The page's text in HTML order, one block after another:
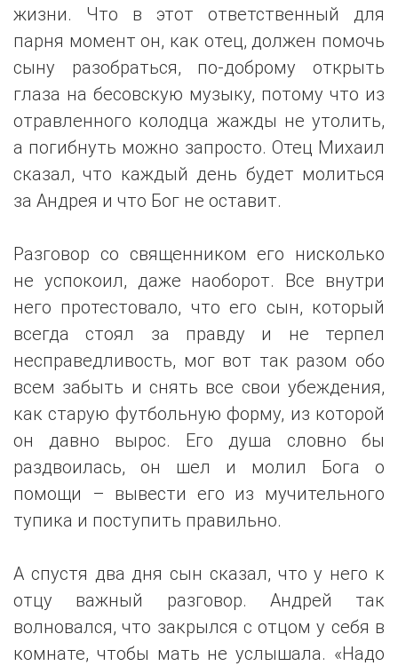
жизни. Что в этот ответственный для
парня момент он, как отец, должен помочь
сыну разобраться, по-доброму открыть
глаза на бесовскую музыку, потому что из
отравленного колодца жажды не утолить,
а погибнуть можно запросто. Отец Михаил
сказал, что каждый день будет молиться
за Андрея и что Бог не оставит.
Разговор со священником его нисколько
не успокоил, даже наоборот. Все внутри
него протестовало, что его сын, который
всегда стоял за правду и не терпел
несправедливость, мог вот так разом обо
всем забыть и снять все свои убеждения,
как старую футбольную форму, из которой
он давно вырос. Его душа словно бы
раздвоилась, он шел и молил Бога о
помощи – вывести его из мучительного
тупика и поступить правильно.
А спустя два дня сын сказал, что у него к
отцу важный разговор. Андрей так
волновался, что закрылся с отцом у себя в
комнате, чтобы мать не услышала. «Надо